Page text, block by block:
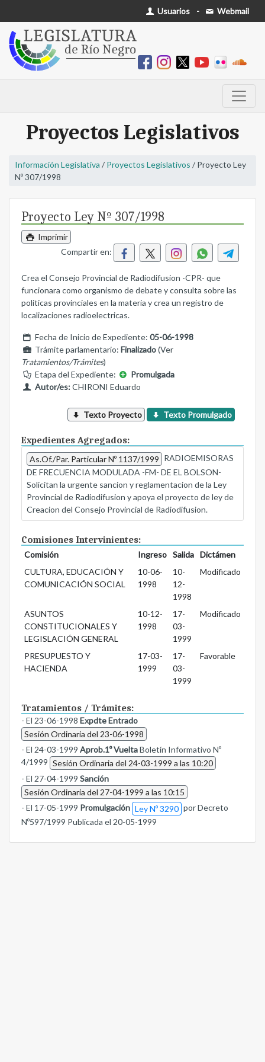
Usuarios - Webmail
Proyectos Legislativos
Información Legislativa / Proyectos Legislativos / Proyecto Ley
Nº 307/1998
Proyecto Ley Nº 307/1998
Imprimir
Compartir en:
Crea el Consejo Provincial de Radiodifusion -CPR- que
funcionara como organismo de debate y consulta sobre las
politicas provinciales en la materia y crea un registro de
localizaciones radioelectricas.
Fecha de Inicio de Expediente: 05-06-1998
Trámite parlamentario: Finalizado(Ver
Tratamientos/Trámites)
Etapa del Expediente:
Promulgada
Autor/es:CHIRONI Eduardo
Texto Proyecto Texto Promulgado
Expedientes Agregados:
As.Of./Par. Particular Nº 1137/1999 RADIOEMISORAS
DE FRECUENCIA MODULADA -FM- DE EL BOLSON-
Solicitan la urgente sancion y reglamentacion de la Ley
Provincial de Radiodifusion y apoya el proyecto de ley de
Creacion del Consejo Provincial de Radiodifusion.
Comisiones Intervinientes:
Comisión Ingreso Salida
Dictámen
CULTURA, EDUCACIÓN Y
COMUNICACIÓN SOCIAL
10-06-
1998
10-
12-
1998
Modificado
ASUNTOS
CONSTITUCIONALES Y
LEGISLACIÓN GENERAL
10-12-
1998
17-
03-
1999
Modificado
PRESUPUESTO Y
HACIENDA
17-03-
1999
17-
03-
1999
Favorable
Tratamientos / Trámites:
- El 23-06-1998 Expdte Entrado
Sesión Ordinaria del 23-06-1998
- El 24-03-1999 Aprob.1º VueltaBoletín Informativo Nº
4/1999 Sesión Ordinaria del 24-03-1999 a las 10:20
- El 27-04-1999 Sanción
Sesión Ordinaria del 27-04-1999 a las 10:15
- El 17-05-1999 Promulgación Ley Nº 3290 por Decreto
Nº597/1999 Publicada el 20-05-1999